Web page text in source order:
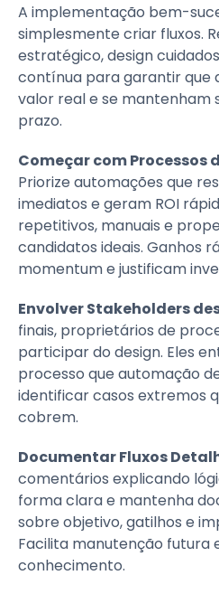
A implementação bem-
simplesmente criar fluxos.
estratégico, design
contínua para garantir que
valor real e se mantenham
prazo.
Começar com Processos
Priorize automações que
imediatos e geram ROI
repetitivos, manuais e
candidatos ideais. Ganhos
momentum e justificam
Envolver Stakeholders
finais, proprietários de
participar do design. Eles
processo que automação
identificar casos extremos
cobrem.
Documentar Fluxos
comentários explicando
forma clara e mantenha
sobre objetivo, gatilhos e
Facilita manutenção futura
conhecimento.